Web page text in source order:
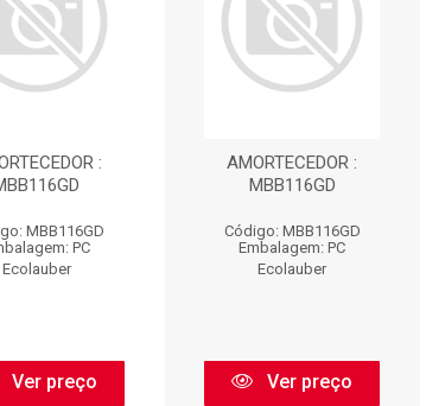
:
MBB116GD
PC
Ecolauber
Ver preço
AMORTECEDOR :
MBB116GD
Código: MBB116GD
Embalagem: PC
Ecolauber
Ver preço